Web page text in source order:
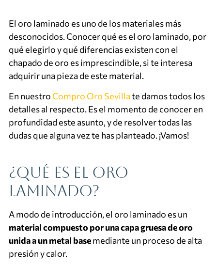
El oro laminado es uno de los materiales más
desconocidos. Conocer qué es el oro laminado, por
qué elegirlo y qué diferencias existen con el
chapado de oro es imprescindible, si te interesa
adquirir una pieza de este material.
En nuestro Compro Oro Sevillate damos todos los
detalles al respecto. Es el momento de conocer en
profundidad este asunto, y de resolver todas las
dudas que alguna vez te has planteado. ¡Vamos!
¿Qué es el oro
laminado?
A modo de introducción, el oro laminado es un
material compuesto por una capa gruesa de oro
unida a un metal basemediante un proceso de alta
presión y calor.